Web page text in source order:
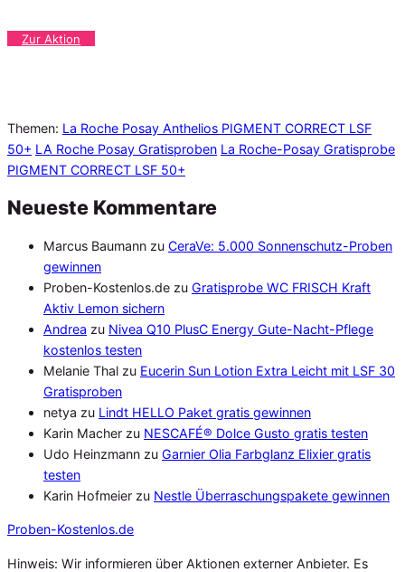
Zur Aktion
Themen: La Roche Posay Anthelios PIGMENT CORRECT LSF
50+ LA Roche Posay Gratisproben La Roche-Posay Gratisprobe
PIGMENT CORRECT LSF 50+
Neueste Kommentare
Marcus Baumann zu CeraVe: 5.000 Sonnenschutz-Proben
gewinnen
Proben-Kostenlos.de zu Gratisprobe WC FRISCH Kraft
Aktiv Lemon sichern
Andrea zu Nivea Q10 PlusC Energy Gute-Nacht-Pflege
kostenlos testen
Melanie Thal zu Eucerin Sun Lotion Extra Leicht mit LSF 30
Gratisproben
netya zu Lindt HELLO Paket gratis gewinnen
Karin Macher zu NESCAFÉ® Dolce Gusto gratis testen
Udo Heinzmann zu Garnier Olia Farbglanz Elixier gratis
testen
Karin Hofmeier zu Nestle Überraschungspakete gewinnen
Proben-Kostenlos.de
Hinweis: Wir informieren über Aktionen externer Anbieter. Es